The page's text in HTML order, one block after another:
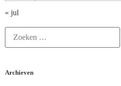
« jul
Archieven